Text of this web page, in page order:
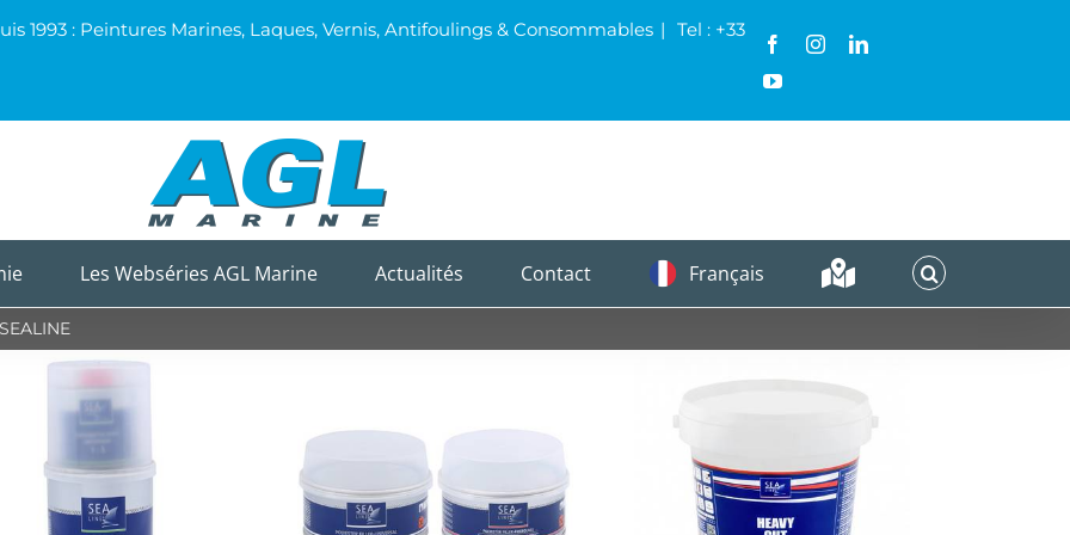
1993 : Peintures Marines, Laques, Vernis, Antifoulings & Consommables | Tel : +33
FacebookInstagramLinkedIn
YouTube
Les Webséries AGL Marine Actualités Contact Français
SEALINE